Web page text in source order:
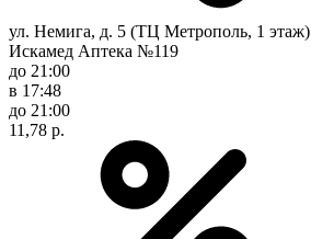
ул. Немига, д. 5 (ТЦ Метрополь, 1 этаж)
Искамед Аптека №119
до 21:00
в 17:48
до 21:00
11,78 р.